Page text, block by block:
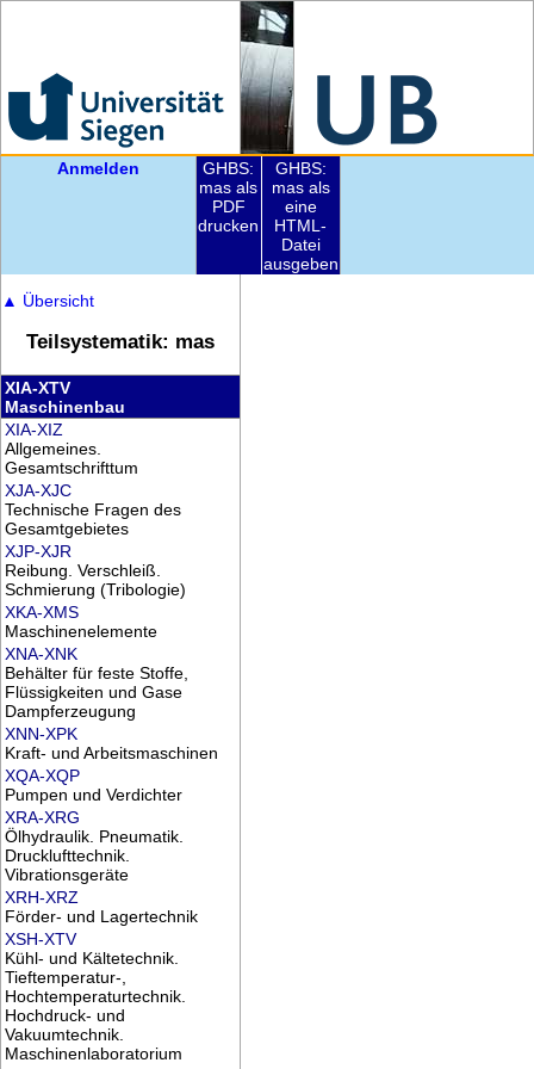
Anmelden
GHBS:
mas als
PDF
drucken
GHBS:
mas als
eine
HTML-
Datei
ausgeben
▲ Übersicht
Teilsystematik: mas
XIA-XTV
Maschinenbau
XIA-XIZ
Allgemeines.
Gesamtschrifttum
XJA-XJC
Technische Fragen des
Gesamtgebietes
XJP-XJR
Reibung. Verschleiß.
Schmierung (Tribologie)
XKA-XMS
Maschinenelemente
XNA-XNK
Behälter für feste Stoffe,
Flüssigkeiten und Gase
Dampferzeugung
XNN-XPK
Kraft- und Arbeitsmaschinen
XQA-XQP
Pumpen und Verdichter
XRA-XRG
Ölhydraulik. Pneumatik.
Drucklufttechnik.
Vibrationsgeräte
XRH-XRZ
Förder- und Lagertechnik
XSH-XTV
Kühl- und Kältetechnik.
Tieftemperatur-,
Hochtemperaturtechnik.
Hochdruck- und
Vakuumtechnik.
Maschinenlaboratorium